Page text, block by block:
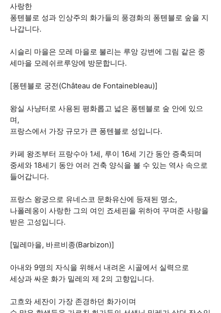
사랑한
퐁텐블로 성과 인상주의 화가들의 풍경화의 퐁텐블로 숲을 지
나갑니다.
시슬리 마을은 모레 마을로 불리는 루앙 강변에 그림 같은 중
세마을 모레쉬르루앙에 방문합니다.
[퐁텐블로 궁전(Château de Fontainebleau)]
왕실 사냥터로 사용된 평화롭고 넓은 퐁텐블로 숲 안에 있으
며,
프랑스에서 가장 규모가 큰 퐁텐블로 성입니다.
카페 왕조부터 프랑수아 1세, 루이 16세 기간 동안 증축되며
중세와 18세기 동안 여러 건축 양식을 볼 수 있는 역사 속으로
들어갑니다.
프랑스 왕궁으로 유네스코 문화유산에 등재된 명소,
나폴레옹이 사랑한 그의 여인 죠세핀을 위하여 꾸며준 사랑을
받은 고성입니다.
[밀레마을, 바르비종(Barbizon)]
아내와 9명의 자식을 위해서 내려온 시골에서 실력으로
세상과 싸운 화가 밀레의 제 2의 고향입니다.
고흐와 세잔이 가장 존경하던 화가이며